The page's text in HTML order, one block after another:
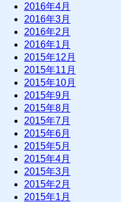
2016年4月
2016年3月
2016年2月
2016年1月
2015年12月
2015年11月
2015年10月
2015年9月
2015年8月
2015年7月
2015年6月
2015年5月
2015年4月
2015年3月
2015年2月
2015年1月